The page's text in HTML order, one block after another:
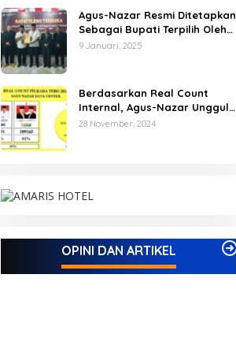
Agus-Nazar Resmi Ditetapkan
Sebagai Bupati Terpilih Oleh
KPU Kabupaten Tebo
9 Januari, 2025
Berdasarkan Real Count
Internal, Agus-Nazar Unggul
61 Persen dari Aspan-Tono
28 November, 2024
OPINI DAN ARTIKEL